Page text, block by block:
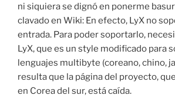
ni siquiera se dignó en ponerme
clavado en Wiki: En efecto, LyX no
entrada. Para poder soportarlo,
LyX, que es un style modificado para
lenguajes multibyte (coreano, chino,
resulta que la página del proyecto,
en Corea del sur, está caída.